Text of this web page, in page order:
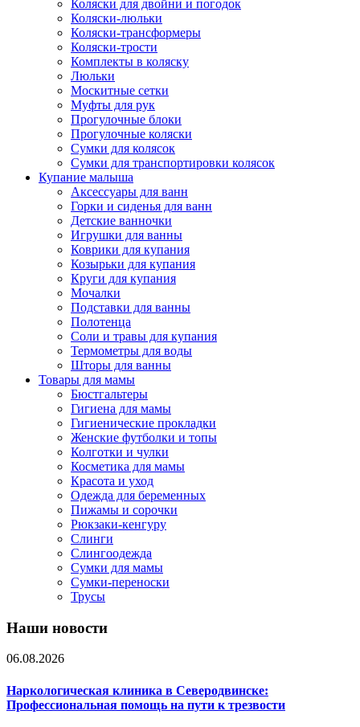
Коляски для двойни и погодок
Коляски-люльки
Коляски-трансформеры
Коляски-трости
Комплекты в коляску
Люльки
Москитные сетки
Муфты для рук
Прогулочные блоки
Прогулочные коляски
Сумки для колясок
Сумки для транспортировки колясок
Купание малыша
Аксессуары для ванн
Горки и сиденья для ванн
Детские ванночки
Игрушки для ванны
Коврики для купания
Козырьки для купания
Круги для купания
Мочалки
Подставки для ванны
Полотенца
Соли и травы для купания
Термометры для воды
Шторы для ванны
Товары для мамы
Бюстгальтеры
Гигиена для мамы
Гигиенические прокладки
Женские футболки и топы
Колготки и чулки
Косметика для мамы
Красота и уход
Одежда для беременных
Пижамы и сорочки
Рюкзаки-кенгуру
Слинги
Слингоодежда
Сумки для мамы
Сумки-переноски
Трусы
Наши новости
06.08.2026
Наркологическая клиника в Северодвинске:
Профессиональная помощь на пути к трезвости